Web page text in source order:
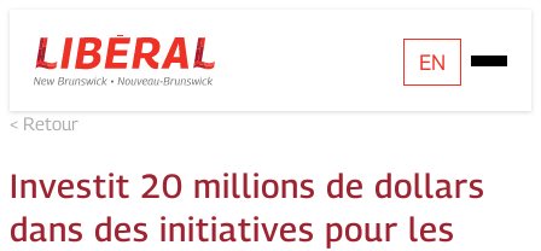
Skip
to
content
Homepage
Link
EN
Open
Mobile
< Retour
Investit 20 millions de dollars
dans des initiatives pour les